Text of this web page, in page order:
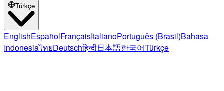
Türkçe
EnglishEspañolFrançaisItalianoPortuguês (Brasil)Bahasa
IndonesiaไทยDeutschहिन्दी日本語한국어Türkçe